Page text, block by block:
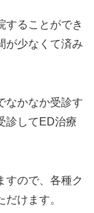
することができ
が少なくて済み
なかなか受診す
診してED治療
すので、各種ク
けます。